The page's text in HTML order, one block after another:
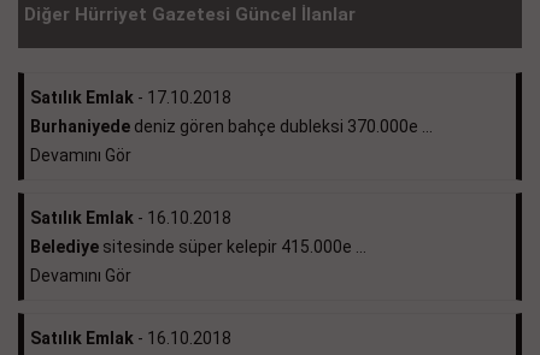
Diğer Hürriyet Gazetesi Güncel İlanlar
Satılık Emlak - 17.10.2018
Burhaniyede deniz gören bahçe dubleksi 370.000e ...
Devamını Gör
Satılık Emlak - 16.10.2018
Belediye sitesinde süper kelepir 415.000e ...
Devamını Gör
Satılık Emlak - 16.10.2018